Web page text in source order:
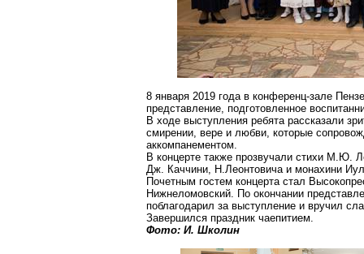
8 января 2019 года в конференц-зале
представление, подготовленное
В ходе выступления ребята рассказали
смирении, вере и любви, которые
аккомпанементом.
В концерте также прозвучали стихи
Дж. Каччини, Н.Леонтовича и монахини
Почетным гостем концерта стал
Нижнеломовский. По окончании
поблагодарил за выступление и вручил
Завершился праздник чаепитием.
Фото: И. Школин